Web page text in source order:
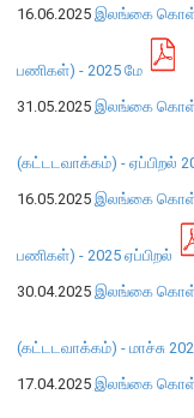
எக்ஸ்டர் அறிக்கை
16.06.2025 இலங்கை
பணிகள்) - 2025 மே
31.05.2025 இலங்கை
(கட்டடவாக்கம்) - ஏப்பிறல்
16.05.2025 இலங்கை
பணிகள்) - 2025 ஏப்பிறல்
30.04.2025 இலங்கை
(கட்டடவாக்கம்) - மாச்சு
17.04.2025 இலங்கை